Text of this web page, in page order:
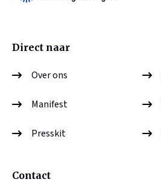
Direct naar
Over ons
Manifest
Presskit
Contact